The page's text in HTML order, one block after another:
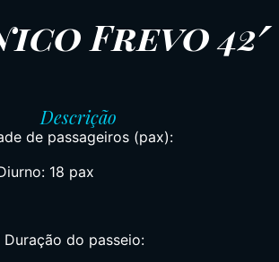
Frevo 42′
Descrição
de passageiros (pax):
18 pax
Duração do passeio: